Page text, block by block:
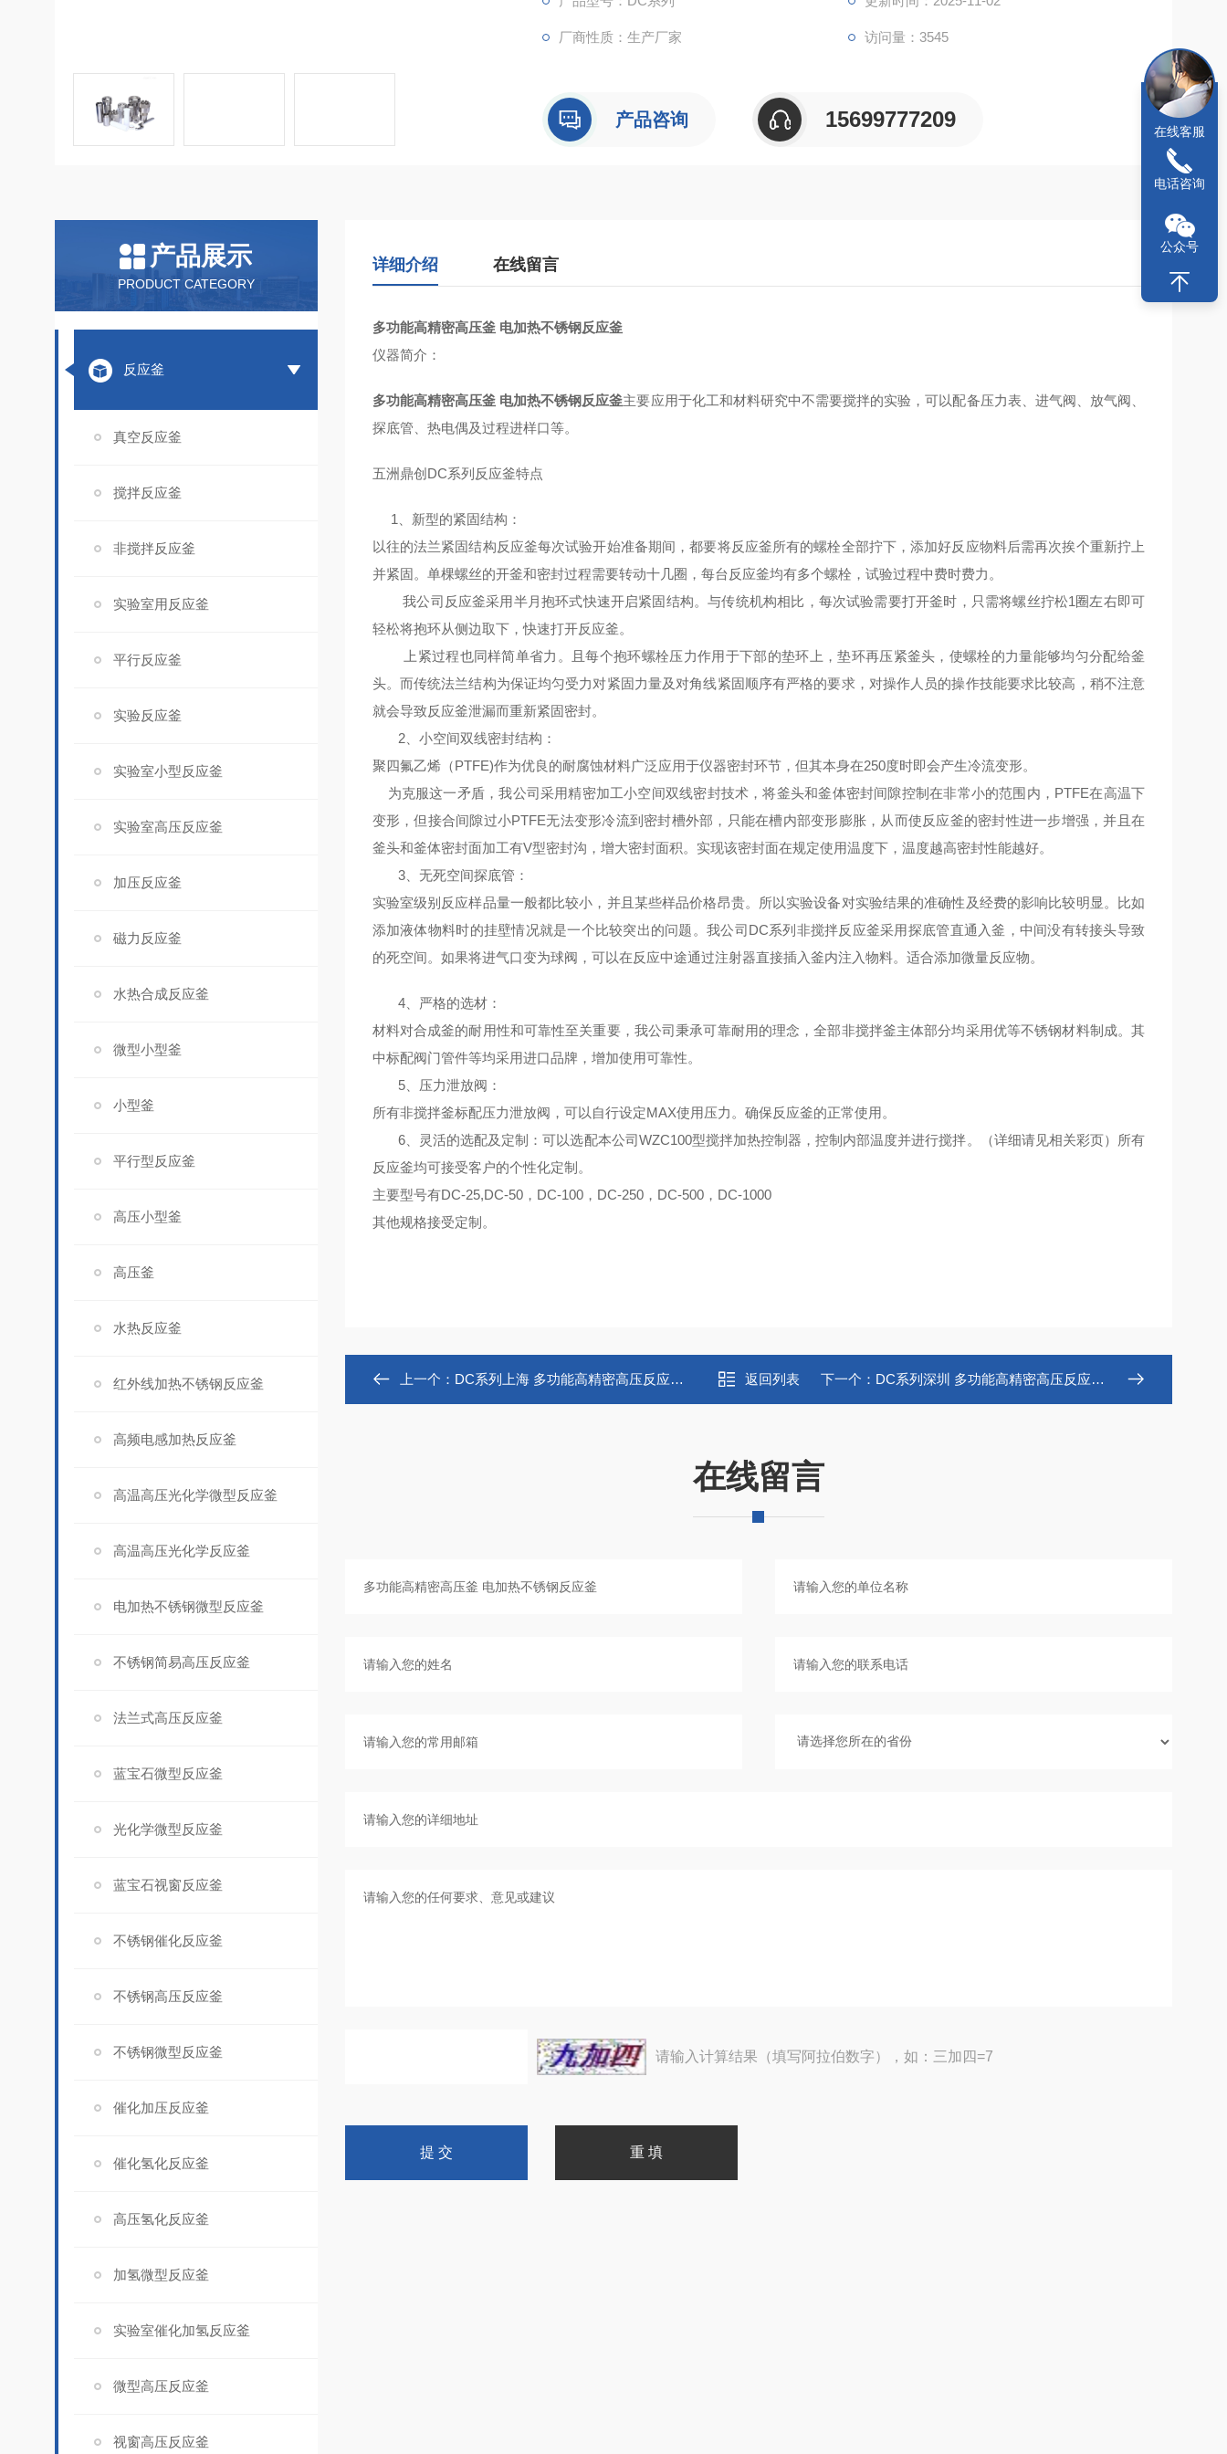
厂商性质：生产厂家 访问量：3545
产品咨询 15699777209
产品展示
PRODUCT CATEGORY
反应釜
真空反应釜
搅拌反应釜
非搅拌反应釜
实验室用反应釜
平行反应釜
实验反应釜
实验室小型反应釜
实验室高压反应釜
加压反应釜
磁力反应釜
水热合成反应釜
微型小型釜
小型釜
平行型反应釜
高压小型釜
高压釜
水热反应釜
红外线加热不锈钢反应釜
高频电感加热反应釜
高温高压光化学微型反应釜
高温高压光化学反应釜
电加热不锈钢微型反应釜
不锈钢简易高压反应釜
法兰式高压反应釜
蓝宝石微型反应釜
光化学微型反应釜
蓝宝石视窗反应釜
不锈钢催化反应釜
不锈钢高压反应釜
不锈钢微型反应釜
催化加压反应釜
催化氢化反应釜
高压氢化反应釜
加氢微型反应釜
实验室催化加氢反应釜
微型高压反应釜
视窗高压反应釜
详细介绍 在线留言
多功能高精密高压釜 电加热不锈钢反应釜
仪器简介：
多功能高精密高压釜 电加热不锈钢反应釜主要应用于化工和材料研究中不需要搅拌的实验，可以配备压力表、进气阀、放气阀、
探底管、热电偶及过程进样口等。
五洲鼎创DC系列反应釜特点
1、新型的紧固结构：
以往的法兰紧固结构反应釜每次试验开始准备期间，都要将反应釜所有的螺栓全部拧下，添加好反应物料后需再次挨个重新拧上
并紧固。单棵螺丝的开釜和密封过程需要转动十几圈，每台反应釜均有多个螺栓，试验过程中费时费力。
我公司反应釜采用半月抱环式快速开启紧固结构。与传统机构相比，每次试验需要打开釜时，只需将螺丝拧松1圈左右即可
轻松将抱环从侧边取下，快速打开反应釜。
上紧过程也同样简单省力。且每个抱环螺栓压力作用于下部的垫环上，垫环再压紧釜头，使螺栓的力量能够均匀分配给釜
头。而传统法兰结构为保证均匀受力对紧固力量及对角线紧固顺序有严格的要求，对操作人员的操作技能要求比较高，稍不注意
就会导致反应釜泄漏而重新紧固密封。
2、 小空间双线密封结构 ：
聚四氟乙烯（PTFE)作为优良的耐腐蚀材料广泛应用于仪器密封环节，但其本身在250度时即会产生冷流变形。
为克服这一矛盾，我公司采用精密加工小空间双线密封技术，将釜头和釜体密封间隙控制在非常小的范围内，PTFE在高温下
变形，但接合间隙过小PTFE无法变形冷流到密封槽外部，只能在槽内部变形膨胀，从而使反应釜的密封性进一步增强，并且在
釜头和釜体密封面加工有V型密封沟，增大密封面积。实现该密封面在规定使用温度下，温度越高密封性能越好。
3、 无死空间探底管 ：
实验室级别反应样品量一般都比较小，并且某些样品价格昂贵。所以实验设备对实验结果的准确性及经费的影响比较明显。比如
添加液体物料时的挂壁情况就是一个比较突出的问题。我公司DC系列非搅拌反应釜采用探底管直通入釜，中间没有转接头导致
的死空间。如果将进气口变为球阀，可以在反应中途通过注射器直接插入釜内注入物料。适合添加微量反应物。
4、 严格的选材：
材料对合成釜的耐用性和可靠性至关重要，我公司秉承可靠耐用的理念，全部非搅拌釜主体部分均采用优等不锈钢材料制成。其
中标配阀门管件等均采用进口品牌，增加使用可靠性。
5、 压力泄放阀 ：
所有非搅拌釜标配压力泄放阀，可以自行设定MAX使用压力。确保反应釜的正常使用。
6、
灵活的选配及定制 ：可以选配本公司WZC100型搅拌加热控制器，控制内部温度并进行搅拌。（详细请见相关彩页）所有
反应釜均可接受客户的个性化定制。
主要型号有DC-25,DC-50，DC-100，DC-250，DC-500，DC-1000
其他规格接受定制。
上一个： DC系列上海 多功能高精密高压反应釜 微型水热釜 返回列表 下一个： DC系列深圳 多功能高精密高压反应釜 微型水热釜
在线留言
请输入计算结果（填写阿拉伯数字），如：三加四=7
在线客服
电话咨询
公众号